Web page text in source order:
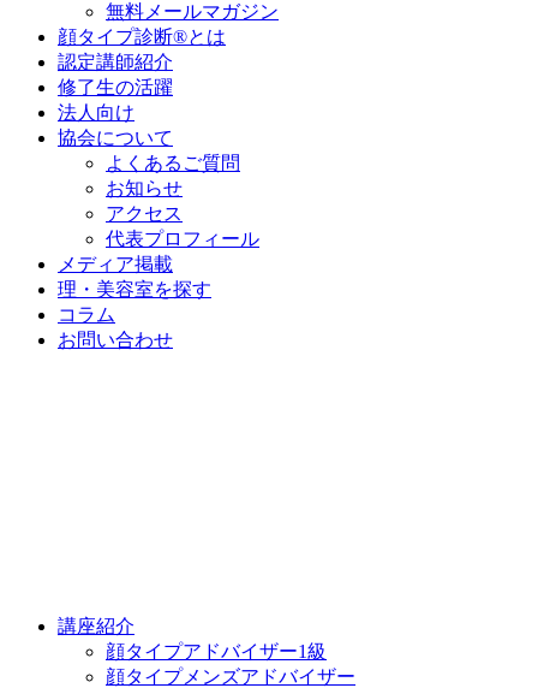
無料メールマガジン
顔タイプ診断®とは
認定講師紹介
修了生の活躍
法人向け
協会について
よくあるご質問
お知らせ
アクセス
代表プロフィール
メディア掲載
理・美容室を探す
コラム
お問い合わせ
講座紹介
顔タイプアドバイザー1級
顔タイプメンズアドバイザー